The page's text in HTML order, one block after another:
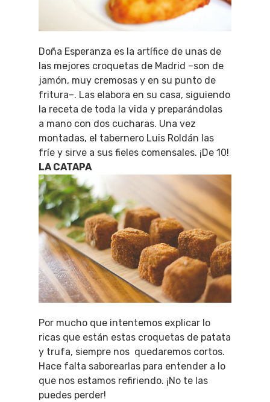
Doña Esperanza es la artífice de unas de
las mejores croquetas de Madrid –son de
jamón, muy cremosas y en su punto de
fritura–. Las elabora en su casa, siguiendo
la receta de toda la vida y preparándolas
a mano con dos cucharas. Una vez
montadas, el tabernero Luis Roldán las
fríe y sirve a sus fieles comensales. ¡De 10!
LA CATAPA
Por mucho que intentemos explicar lo
ricas que están estas croquetas de patata
y trufa, siempre nos quedaremos cortos.
Hace falta saborearlas para entender a lo
que nos estamos refiriendo. ¡No te las
puedes perder!